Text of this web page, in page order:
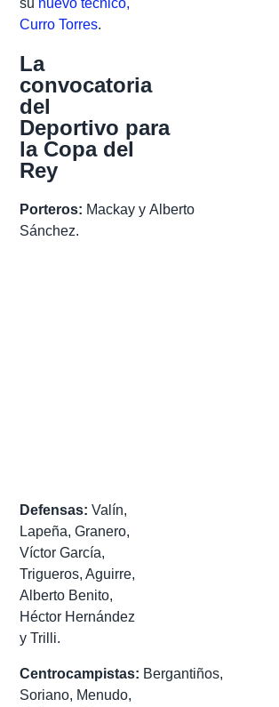
Curro Torres.
La
convocatoria
del
Deportivo para
la Copa del
Rey
Porteros: Mackay y Alberto
Sánchez.
Defensas: Valín,
Lapeña, Granero,
Víctor García,
Trigueros, Aguirre,
Alberto Benito,
Héctor Hernández
y Trilli.
Centrocampistas: Bergantiños,
Soriano, Menudo,